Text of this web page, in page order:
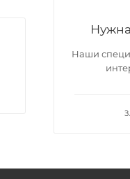
Наши